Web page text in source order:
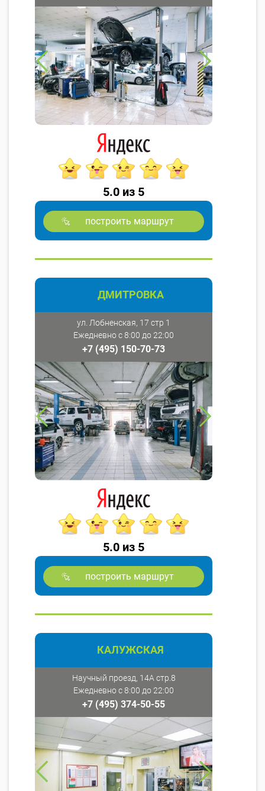
5.0 из 5
построить маршрут
ДМИТРОВКА
ул. Лобненская, 17 стр 1
Ежедневно с 8:00 до 22:00
+7 (495) 150-70-73
5.0 из 5
построить маршрут
КАЛУЖСКАЯ
Научный проезд, 14А стр.8
Ежедневно с 8:00 до 22:00
+7 (495) 374-50-55